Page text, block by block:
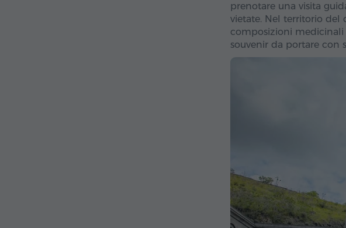
prenotare una visita
vietate. Nel territorio del
composizioni
souvenir da portare con